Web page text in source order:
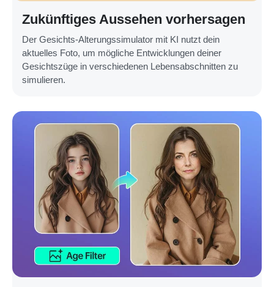
Zukünftiges Aussehen vorhersagen
Der Gesichts-Alterungssimulator mit KI nutzt dein
aktuelles Foto, um mögliche Entwicklungen deiner
Gesichtszüge in verschiedenen Lebensabschnitten zu
simulieren.